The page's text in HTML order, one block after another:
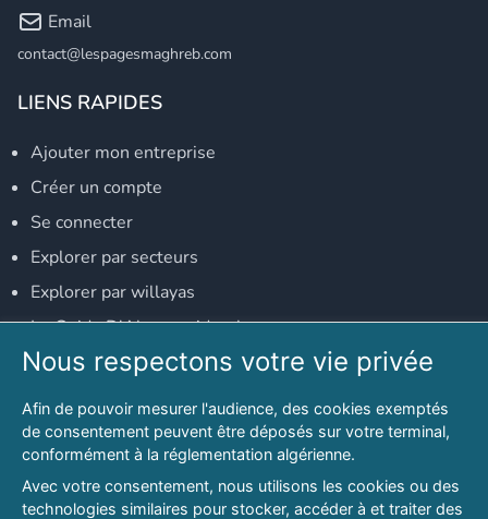
Email
contact@lespagesmaghreb.com
LIENS RAPIDES
Ajouter mon entreprise
Créer un compte
Se connecter
Explorer par secteurs
Explorer par willayas
Le Guide D'Alger, guide-alger.com
NOS RÉSEAUX SOCIAUX
Notre page Facebook
Notre page LinkedIn
Notre page Instagram
Nous respectons votre vie privée
Afin de pouvoir mesurer l'audience, des cookies exemptés
de consentement peuvent être déposés sur votre terminal,
conformément à la réglementation algérienne.
Avec votre consentement, nous utilisons les cookies ou des
technologies similaires pour stocker, accéder à et traiter des